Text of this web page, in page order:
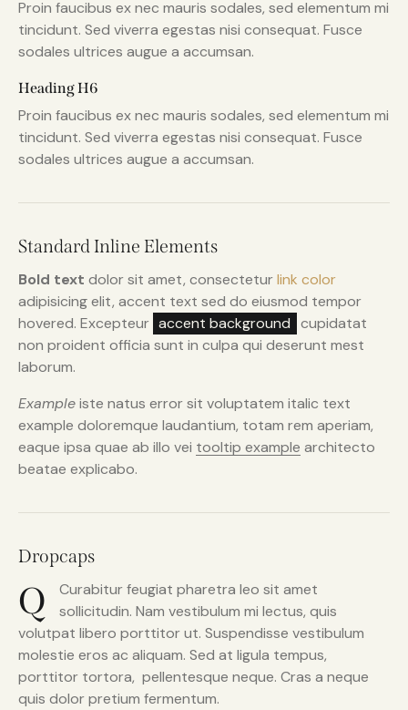
Proin faucibus ex nec mauris sodales, sed elementum mi
tincidunt. Sed viverra egestas nisi consequat. Fusce
sodales ultrices augue a accumsan.
Heading H6
Proin faucibus ex nec mauris sodales, sed elementum mi
tincidunt. Sed viverra egestas nisi consequat. Fusce
sodales ultrices augue a accumsan.
Standard Inline Elements
Bold text dolor sit amet, consecteturlink color
adipisicing elit, accent text sed do eiusmod tempor
hovered. Excepteur accent background cupidatat
non proident officia sunt in culpa qui deserunt mest
laborum.
Exampleiste natus error sit voluptatem italic text
example doloremque laudantium, totam rem aperiam,
eaque ipsa quae ab illo vei tooltip example architecto
beatae explicabo.
Dropcaps
Q
Curabitur feugiat pharetra leo sit amet
sollicitudin. Nam vestibulum mi lectus, quis
volutpat libero porttitor ut. Suspendisse vestibulum
molestie eros ac aliquam. Sed at ligula tempus,
porttitor tortora, pellentesque neque. Cras a neque
quis dolor pretium fermentum.